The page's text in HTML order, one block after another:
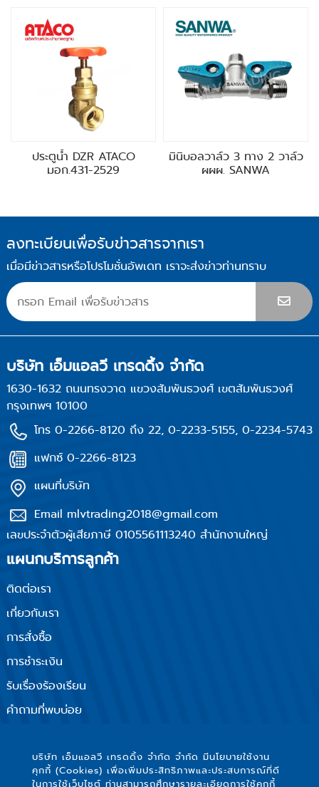
ประตูน้ำ DZR ATACO
มอก.431-2529
มินิบอลวาล์ว 3 ทาง 2 วาล์ว
ผผผ. SANWA
บริษัท เอ็มแอลวี เทรดดิ้ง จำกัด จำกัด มีนโยบายใช้งาน
คุกกี้ (Cookies) เพื่อเพิ่มประสิทธิภาพและประสบการณ์ที่ดี
ในการใช้เว็บไซต์ ท่านสามารถศึกษารายละเอียดการใช้คุกกี้
ลงทะเบียนเพื่อรับข่าวสารจากเรา
เมื่อมีข่าวสารหรือโปรโมชั่นอัพเดท เราจะส่งข่าวท่านทราบ
บริษัท เอ็มแอลวี เทรดดิ้ง จำกัด
1630-1632 ถนนทรงวาด แขวงสัมพันธวงศ์ เขตสัมพันธวงศ์
กรุงเทพฯ 10100
โทร 0-2266-8120 ถึง 22, 0-2233-5155, 0-2234-5743
แฟกซ์ 0-2266-8123
แผนที่บริษัท
Email mlvtrading2018@gmail.com
เลขประจำตัวผู้เสียภาษี 0105561113240 สำนักงานใหญ่
แผนกบริการลูกค้า
ติดต่อเรา
เกี่ยวกับเรา
การสั่งซื้อ
การชำระเงิน
รับเรื่องร้องเรียน
คำถามที่พบบ่อย
ติดตามเรา